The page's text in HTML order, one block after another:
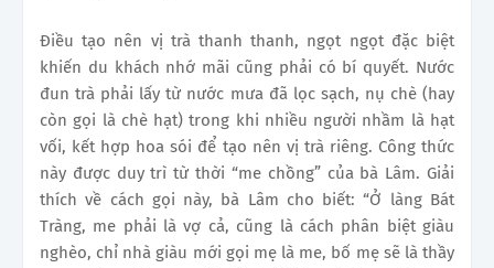
Điều tạo nên vị trà thanh thanh, ngọt ngọt đặc biệt
khiến du khách nhớ mãi cũng phải có bí quyết. Nước
đun trà phải lấy từ nước mưa đã lọc sạch, nụ chè (hay
còn gọi là chè hạt) trong khi nhiều người nhầm là hạt
vối, kết hợp hoa sói để tạo nên vị trà riêng. Công thức
này được duy trì từ thời “me chồng” của bà Lâm. Giải
thích về cách gọi này, bà Lâm cho biết: “Ở làng Bát
Tràng, me phải là vợ cả, cũng là cách phân biệt giàu
nghèo, chỉ nhà giàu mới gọi mẹ là me, bố mẹ sẽ là thầy